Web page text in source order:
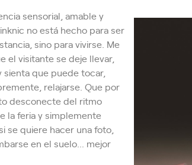
sensorial, amable y
no está hecho para ser
sino para vivirse. Me
el visitante se deje llevar,
sienta que puede tocar,
relajarse. Que por
desconecte del ritmo
la feria y simplemente
se quiere hacer una foto,
en el suelo… mejor